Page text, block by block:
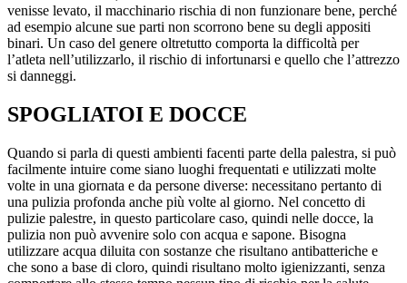
venisse levato, il macchinario rischia di non funzionare bene, perché
ad esempio alcune sue parti non scorrono bene su degli appositi
binari. Un caso del genere oltretutto comporta la difficoltà per
l’atleta nell’utilizzarlo, il rischio di infortunarsi e quello che l’attrezzo
si danneggi.
SPOGLIATOI E DOCCE
Quando si parla di questi ambienti facenti parte della palestra, si può
facilmente intuire come siano luoghi frequentati e utilizzati molte
volte in una giornata e da persone diverse: necessitano pertanto di
una pulizia profonda anche più volte al giorno. Nel concetto di
pulizie palestre, in questo particolare caso, quindi nelle docce, la
pulizia non può avvenire solo con acqua e sapone. Bisogna
utilizzare acqua diluita con sostanze che risultano antibatteriche e
che sono a base di cloro, quindi risultano molto igienizzanti, senza